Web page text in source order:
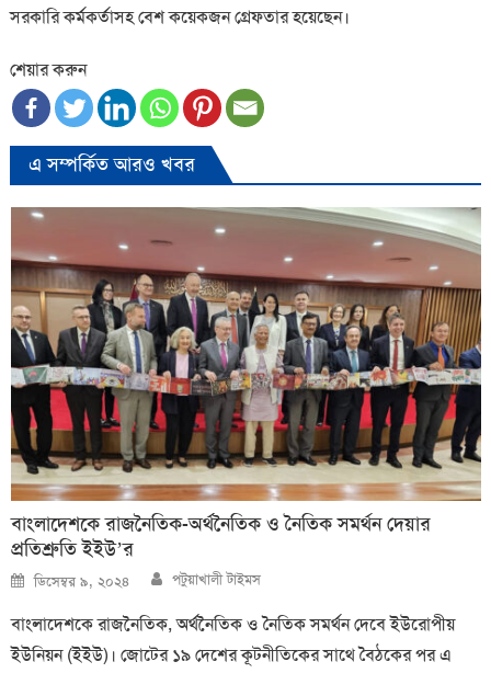
সরকারি কর্মকর্তাসহ বেশ কয়েকজন গ্রেফতার হয়েছেন।
শেয়ার করুন
এ সম্পর্কিত আরও খবর
বাংলাদেশকে রাজনৈতিক-অর্থনৈতিক ও নৈতিক সমর্থন দেয়ার
প্রতিশ্রুতি ইইউ’র
Posted
on
ডিসেম্বর ৯, ২০২৪ Author
পটুয়াখালী টাইমস
বাংলাদেশকে রাজনৈতিক, অর্থনৈতিক ও নৈতিক সমর্থন দেবে ইউরোপীয়
ইউনিয়ন (ইইউ)। জোটের ১৯ দেশের কূটনীতিকের সাথে বৈঠকের পর এ